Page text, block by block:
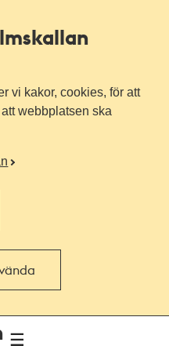
vi kakor, cookies, för att
webbplatsen ska